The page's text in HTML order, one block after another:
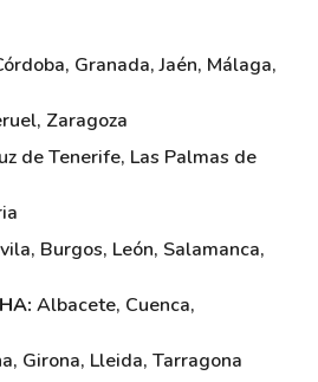
, Granada,Jaén, Málaga,
, Zaragoza
de Tenerife, Las Palmas de
, Burgos, León, Salamanca,
Albacete, Cuenca,
, Girona, Lleida, Tarragona